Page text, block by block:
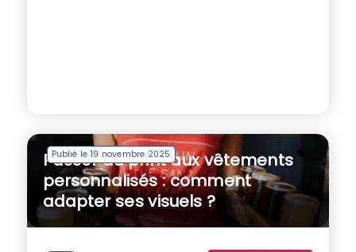
Publié le 19 novembre 2025
Passer du print aux vêtements
personnalisés : comment
adapter ses visuels ?